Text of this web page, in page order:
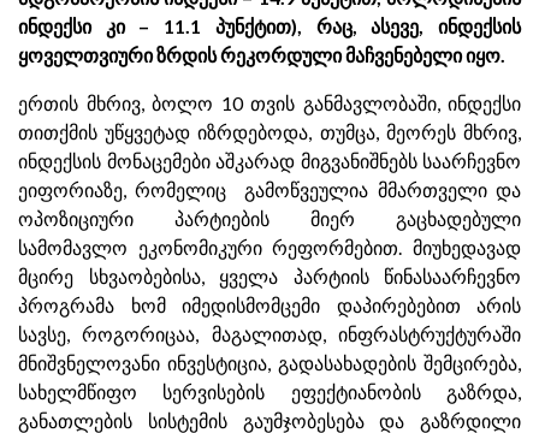
ინდექსი კი – 11.1 პუნქტით), რაც, ასევე, ინდექსის
ყოველთვიური ზრდის რეკორდული მაჩვენებელი იყო.
ერთის მხრივ, ბოლო 10 თვის განმავლობაში, ინდექსი
თითქმის უწყვეტად იზრდებოდა, თუმცა, მეორეს მხრივ,
ინდექსის მონაცემები აშკარად მიგვანიშნებს საარჩევნო
ეიფორიაზე, რომელიც გამოწვეულია მმართველი და
ოპოზიციური პარტიების მიერ გაცხადებული
სამომავლო ეკონომიკური რეფორმებით. მიუხედავად
მცირე სხვაობებისა, ყველა პარტიის წინასაარჩევნო
პროგრამა ხომ იმედისმომცემი დაპირებებით არის
სავსე, როგორიცაა, მაგალითად, ინფრასტრუქტურაში
მნიშვნელოვანი ინვესტიცია, გადასახადების შემცირება,
სახელმწიფო სერვისების ეფექტიანობის გაზრდა,
განათლების სისტემის გაუმჯობესება და გაზრდილი